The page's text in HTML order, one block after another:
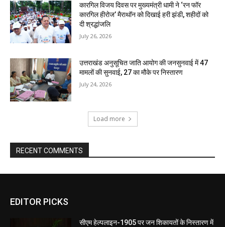
कारगिल विजय दिवस पर मुख्यमंत्री धामी ने ‘रन फॉर
कारगिल हीरोज’ मैराथॉन को दिखाई हरी झंडी, शहीदों को
दी श्रद्धांजलि
July 26, 2026
उत्तराखंड अनुसूचित जाति आयोग की जनसुनवाई में 47
मामलों की सुनवाई, 27 का मौके पर निस्तारण
July 24, 2026
Load more
RECENT COMMENTS
EDITOR PICKS
सीएम हेल्पलाइन-1905 पर जन शिकायतों के निस्तारण में